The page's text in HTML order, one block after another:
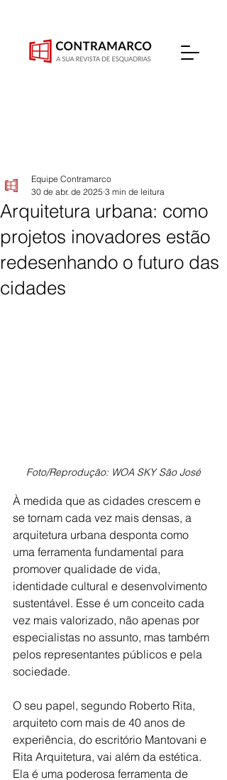
Arquitetura urbana: como
projetos inovadores estão
redesenhando o futuro das
cidades
Equipe Contramarco
30 de abr. de 2025 3 min de leitura
Foto/Reprodução: WOA SKY São José
À medida que as cidades crescem e
se tornam cada vez mais densas, a
arquitetura urbana desponta como
uma ferramenta fundamental para
promover qualidade de vida,
identidade cultural e desenvolvimento
sustentável. Esse é um conceito cada
vez mais valorizado, não apenas por
especialistas no assunto, mas também
pelos representantes públicos e pela
sociedade.
O seu papel, segundo Roberto Rita,
arquiteto com mais de 40 anos de
experiência, do escritório Mantovani e
Rita Arquitetura, vai além da estética.
Ela é uma poderosa ferramenta de